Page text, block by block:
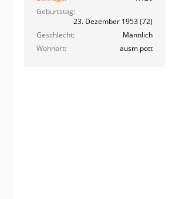
Geburtstag
23. Dezember 1953 (72)
Geschlecht
Männlich
Wohnort
ausm pott